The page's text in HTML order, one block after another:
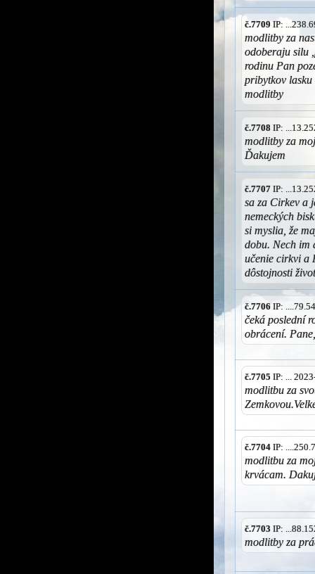
č.7709 IP:
modlitby za
odoberaju silu
rodinu Pan
pribytkov lasku
modlitby
č.7708 IP:
modlitby za
Ďakujem
č.7707 IP:
sa za Cirkev a
nemeckých
si myslia, že
dobu. Nech im
učenie cirkvi a
dôstojnosti
č.7706 IP:
čeká poslední
obrácení.
č.7705 IP: ...
modlitbu za
č.7704 IP:
modlitbu za
krvácam.
č.7703 IP:
modlitby za